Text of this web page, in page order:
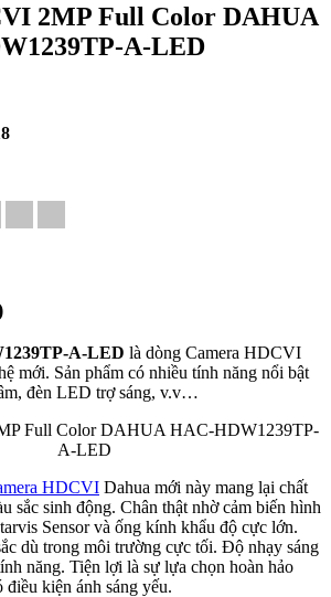
2MP Full Color DAHUA
A-LED
A-LED là dòng Camera HDCVI
mới. Sản phẩm có nhiều tính năng nổi bật
đèn LED trợ sáng, v.v…
HDCVI Dahua mới này mang lại chất
sắc sinh động. Chân thật nhờ cảm biến hình
Sensor và ống kính khẩu độ cực lớn.
dù trong môi trường cực tối. Độ nhạy sáng
năng. Tiện lợi là sự lựa chọn hoàn hảo
kiện ánh sáng yếu.